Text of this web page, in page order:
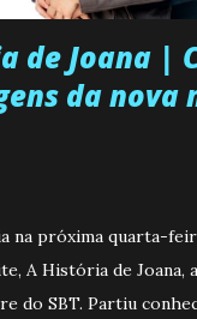
de Joana |
da nova
na próxima quarta-
A História de Joana,
do SBT. Partiu